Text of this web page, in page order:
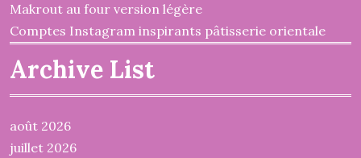
Makrout au four version légère
Comptes Instagram inspirants pâtisserie orientale
Archive List
août 2026
juillet 2026